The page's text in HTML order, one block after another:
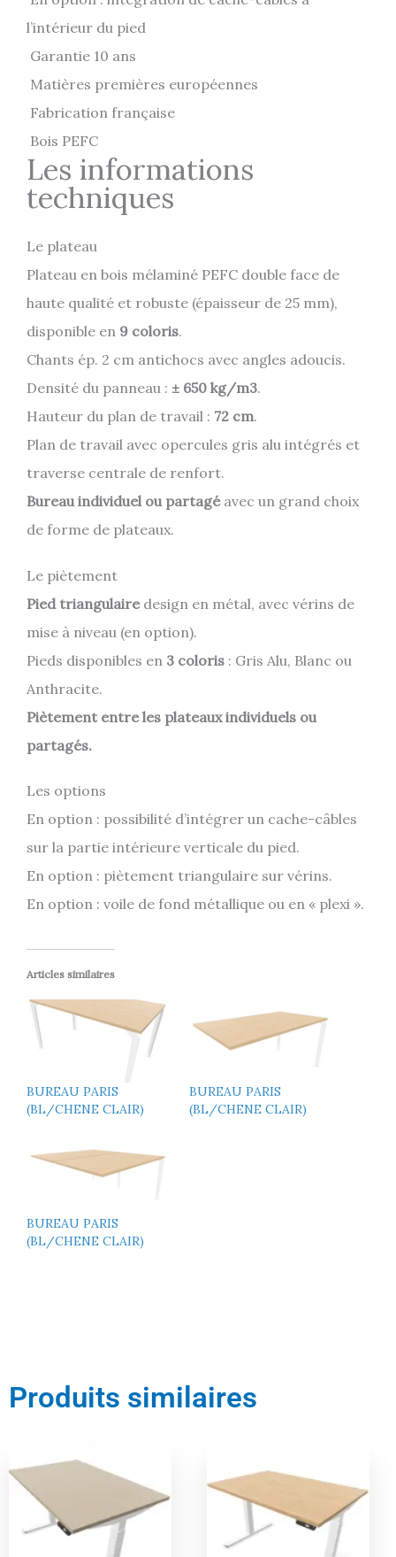
l’intérieur du pied
Garantie 10 ans
Matières premières européennes
Fabrication française
Bois PEFC
Les informations
techniques
Le plateau
Plateau en bois mélaminé PEFC double face de
haute qualité et robuste (épaisseur de 25 mm),
disponible en 9 coloris.
Chants ép. 2 cm antichocs avec angles adoucis.
Densité du panneau : ± 650 kg/m3.
Hauteur du plan de travail : 72 cm.
Plan de travail avec opercules gris alu intégrés et
traverse centrale de renfort.
Bureau individuel ou partagéavec un grand choix
de forme de plateaux.
Le piètement
Pied triangulairedesign en métal, avec vérins de
mise à niveau (en option).
Pieds disponibles en 3 coloris : Gris Alu, Blanc ou
Anthracite.
Piètement entre les plateaux individuels ou
partagés.
Les options
En option : possibilité d’intégrer un cache-câbles
sur la partie intérieure verticale du pied.
En option : piètement triangulaire sur vérins.
En option : voile de fond métallique ou en « plexi ».
Articles similaires
BUREAU PARIS
(BL/CHENE CLAIR)
BUREAU PARIS
(BL/CHENE CLAIR)
BUREAU PARIS
(BL/CHENE CLAIR)
Produits similaires